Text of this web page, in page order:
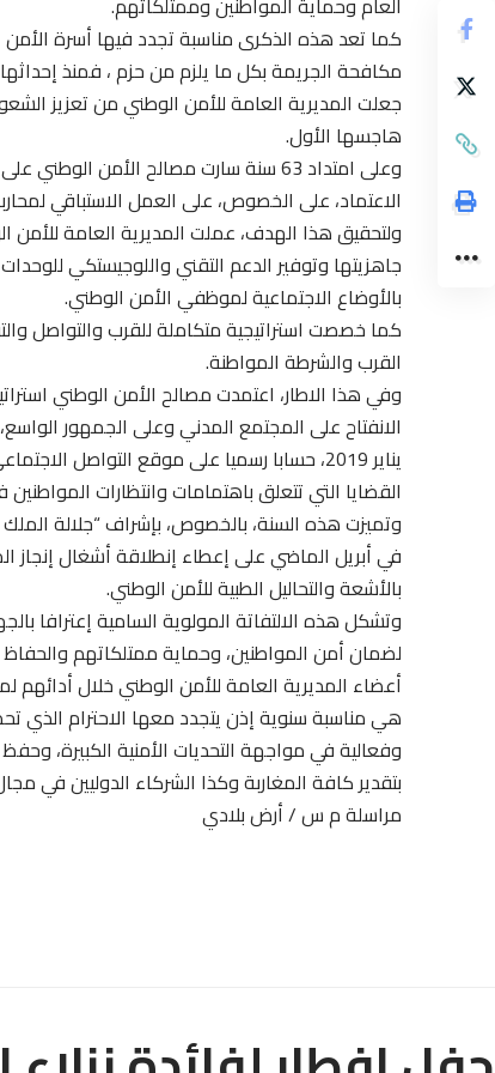
كما تعد هذه الذكرى مناسبة تجدد فيها أسرة الأمن
مكافحة الجريمة بكل ما يلزم من حزم ، فمنذ إحداثها
جعلت المديرية العامة للأمن الوطني من تعزيز
هاجسها الأول.
وعلى امتداد 63 سنة سارت مصالح الأمن
الاعتماد، على الخصوص، على العمل الاستباقي
ولتحقيق هذا الهدف، عملت المديرية العامة
جاهزيتها وتوفير الدعم التقني واللوجيستكي
بالأوضاع الاجتماعية لموظفي الأمن الوطني.
كما خصصت استراتيجية متكاملة للقرب والتواصل
القرب والشرطة المواطنة.
وفي هذا الاطار، اعتمدت مصالح الأمن الوطني
الانفتاح على المجتمع المدني وعلى الجمهور
يناير 2019، حسابا رسميا على موقع التواصل
القضايا التي تتعلق باهتمامات وانتظارات
وتميزت هذه السنة، بالخصوص، بإشراف “جلالة
في أبريل الماضي على إعطاء إنطلاقة أشغال إنجاز
بالأشعة والتحاليل الطبية للأمن الوطني.
وتشكل هذه الالتفاتة المولوية السامية إعترافا
لضمان أمن المواطنين، وحماية ممتلكاتهم والحفاظ
أعضاء المديرية العامة للأمن الوطني خلال أدائهم
هي مناسبة سنوية إذن يتجدد معها الاحترام الذي
وفعالية في مواجهة التحديات الأمنية الكبيرة،
بتقدير كافة المغاربة وكذا الشركاء الدوليين في
مراسلة م س / أرض بلادي